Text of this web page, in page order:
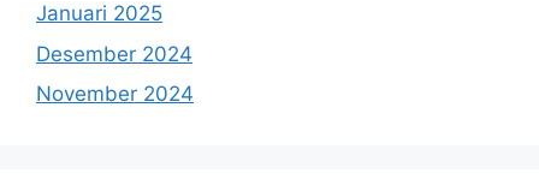
Januari 2025
Desember 2024
November 2024